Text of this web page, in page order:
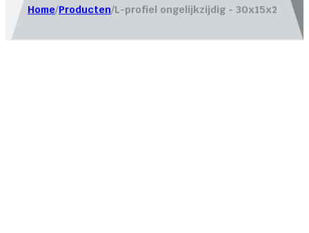
Home/Producten/L-profiel ongelijkzijdig - 30x15x2